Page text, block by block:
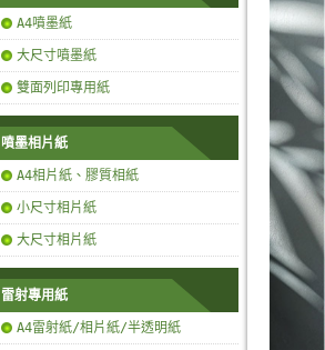
A4噴墨紙
大尺寸噴墨紙
雙面列印專用紙
噴墨相片紙
A4相片紙、膠質相紙
小尺寸相片紙
大尺寸相片紙
雷射專用紙
A4雷射紙/相片紙/半透明紙